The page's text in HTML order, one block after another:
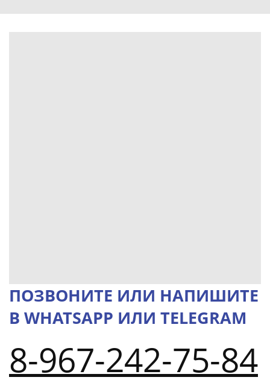
ПОЗВОНИТЕ ИЛИ НАПИШИТЕ
В WHATSAPP ИЛИ TELEGRAM
8-967-242-75-84